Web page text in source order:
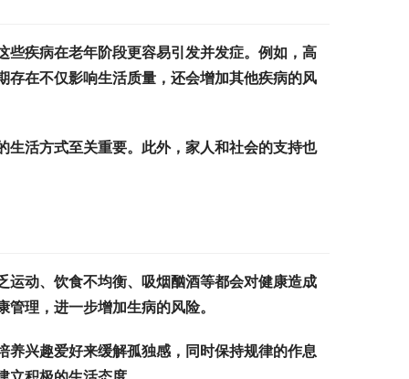
疾病在老年阶段更容易引发并发症。例如，高
在不仅影响生活质量，还会增加其他疾病的风
活方式至关重要。此外，家人和社会的支持也
动、饮食不均衡、吸烟酗酒等都会对健康造成
理，进一步增加生病的风险。
兴趣爱好来缓解孤独感，同时保持规律的作息